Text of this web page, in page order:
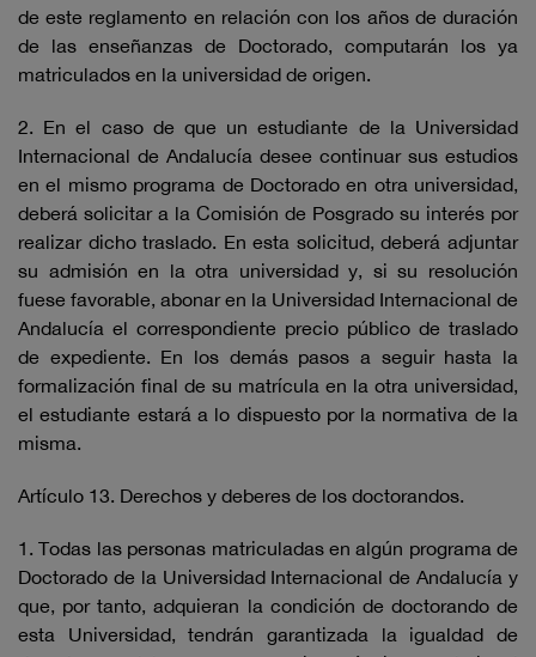
de este reglamento en relación con los años de duración
de las enseñanzas de Doctorado, computarán los ya
matriculados en la universidad de origen.
2. En el caso de que un estudiante de la Universidad
Internacional de Andalucía desee continuar sus estudios
en el mismo programa de Doctorado en otra universidad,
deberá solicitar a la Comisión de Posgrado su interés por
realizar dicho traslado. En esta solicitud, deberá adjuntar
su admisión en la otra universidad y, si su resolución
fuese favorable, abonar en la Universidad Internacional de
Andalucía el correspondiente precio público de traslado
de expediente. En los demás pasos a seguir hasta la
formalización final de su matrícula en la otra universidad,
el estudiante estará a lo dispuesto por la normativa de la
misma.
Artículo 13. Derechos y deberes de los doctorandos.
1. Todas las personas matriculadas en algún programa de
Doctorado de la Universidad Internacional de Andalucía y
que, por tanto, adquieran la condición de doctorando de
esta Universidad, tendrán garantizada la igualdad de